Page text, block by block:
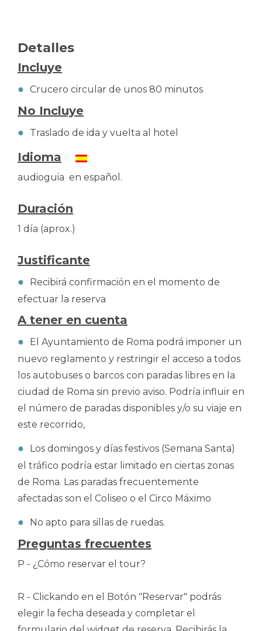
Detalles
Incluye
Crucero circular de unos 80 minutos
No Incluye
Traslado de ida y vuelta al hotel
Idioma
audioguia en español.
Duración
1 día (aprox.)
Justificante
Recibirá confirmación en el momento de
efectuar la reserva
A tener en cuenta
El Ayuntamiento de Roma podrá imponer un
nuevo reglamento y restringir el acceso a todos
los autobuses o barcos con paradas libres en la
ciudad de Roma sin previo aviso. Podría influir en
el número de paradas disponibles y/o su viaje en
este recorrido,
Los domingos y días festivos (Semana Santa)
el tráfico podría estar limitado en ciertas zonas
de Roma. Las paradas frecuentemente
afectadas son el Coliseo o el Circo Máximo
No apto para sillas de ruedas.
Preguntas frecuentes
P - ¿Cómo reservar el tour?
R - Clickando en el Botón "Reservar" podrás
elegir la fecha deseada y completar el